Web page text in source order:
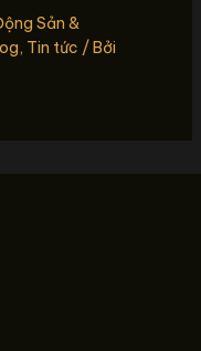
Sản &
, Tin tức / Bởi